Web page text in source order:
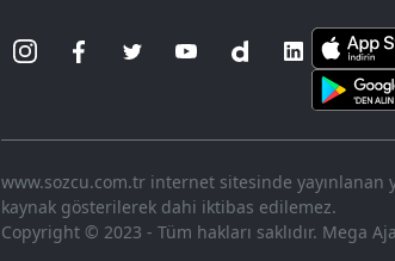
www.sozcu.com.tr internet sitesinde yayınlanan
kaynak gösterilerek dahi iktibas edilemez.
Copyright © 2023 - Tüm hakları saklıdır. Mega